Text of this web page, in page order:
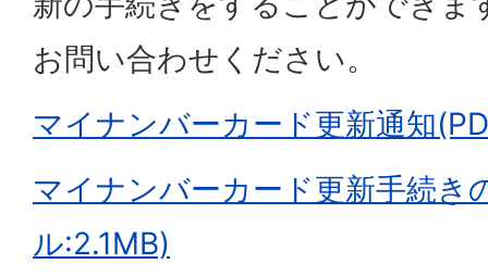
お問い合わせください。
マイナンバーカード更新通知
マイナンバーカード更新手続き
ル:2.1MB)